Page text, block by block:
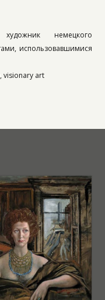
немецкого
использовавшимися
visionary art